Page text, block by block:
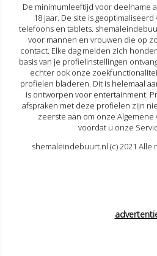
De minimumleeftijd voor deelname
18 jaar. De site is
telefoons en tablets.
voor mannen en vrouwen die op
contact. Elke dag melden zich
basis van je profielinstellingen
echter ook onze
profielen bladeren. Dit is helemaal
is ontworpen voor entertainment.
afspraken met deze profielen zijn
zeerste aan om onze
voordat u onze
shemaleindebuurt.nl (c) 2021